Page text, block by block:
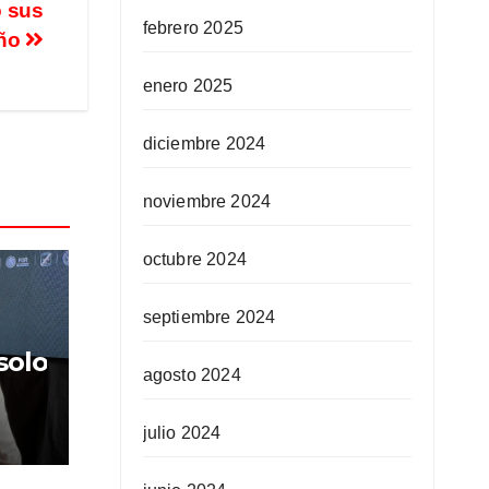
sus
febrero 2025
enero 2025
diciembre 2024
noviembre 2024
octubre 2024
septiembre 2024
agosto 2024
julio 2024